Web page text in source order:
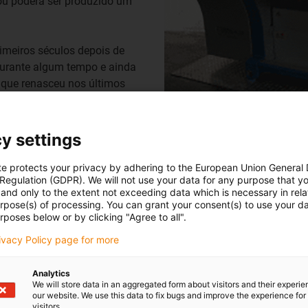
séculos depois de
algum tempo e ainda
renasceu nos últimos
de eventos públicos
de arte.
algo do passado. Os primeiros teares (que
são produzidos diversos têxteis (vestuário, têxteis
e retos.
que o manual, pois baseia-se no mesmo princípio. São
rematados, estes pontos formam um tecido ou
tricotar têm um fundo de agulhas completo.
settings
protects your privacy by adhering to the European Union General
(GDPR). We will not use your data for any purpose that
only to the extent not exceeding data which is necessary in
of processing. You can grant your consent(s) to use your
below or by clicking "Agree to all".
Policy page for more
Analytics
We will store data in an aggregated form about visitors and their
our website. We use this data to fix bugs and improve the experience for